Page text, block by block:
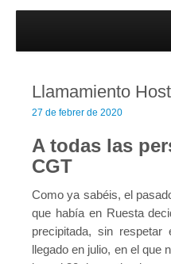
On trobar-nos
Protocol d’assatjament
Agenda
Convenis
Llamamiento
27 de febrer de 2020
A todas las
CGT
Como ya sabéis, el
que había en Ruesta
precipitada, sin
llegado en julio, en el que